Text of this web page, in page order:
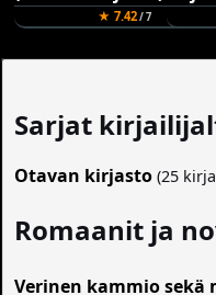
★ 7.42/ 7
Sarjat
Otavan kirjasto (25
Romaanit ja
Verinen kammio